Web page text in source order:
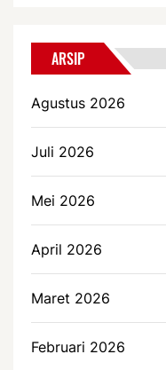
ARSIP
Agustus 2026
Juli 2026
Mei 2026
April 2026
Maret 2026
Februari 2026